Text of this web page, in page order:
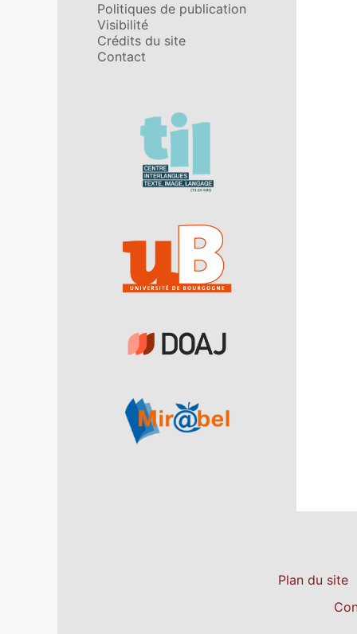
Politiques de publication
Visibilité
Crédits du site
Contact
Affiliations/partenaires
Plan du site